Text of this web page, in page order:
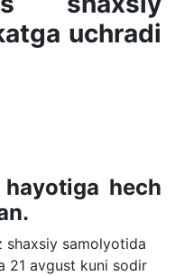
uchradi
hech
samolyotida
21 avgust kuni sodir